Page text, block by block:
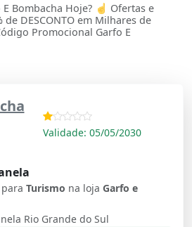
E Bombacha Hoje? ☝ Ofertas e
DESCONTO em Milhares de
Promocional Garfo E
Validade: 05/05/2030
Turismo na loja Garfo e
Rio Grande do Sul